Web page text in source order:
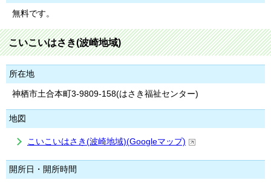
無料です。
こいこいはさき(波崎地域)
所在地
神栖市土合本町3-9809-158(はさき福祉センター)
地図
こいこいはさき(波崎地域)(Googleマップ)
開所日・開所時間